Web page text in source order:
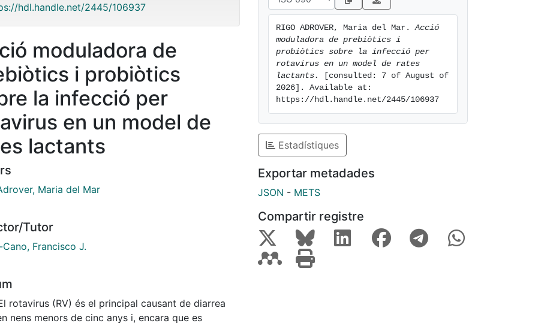
hdl.handle.net/2445/106937
moduladora de
i probiòtics
la infecció per
en un model de
lactants
Maria del Mar
Tutor
Cano, Francisco J.
rotavirus (RV) és el principal causant de diarrea
nens menors de cinc anys i, encara que es
RIGO ADROVER, Maria del Mar. Acció
moduladora de prebiòtics i
probiòtics sobre la infecció per
rotavirus en un model de rates
lactants.
[consulted: 7 of August of
2026]. Available at:
https://hdl.handle.net/2445/106937
Estadístiques
Exportar metadades
JSON - METS
Compartir registre